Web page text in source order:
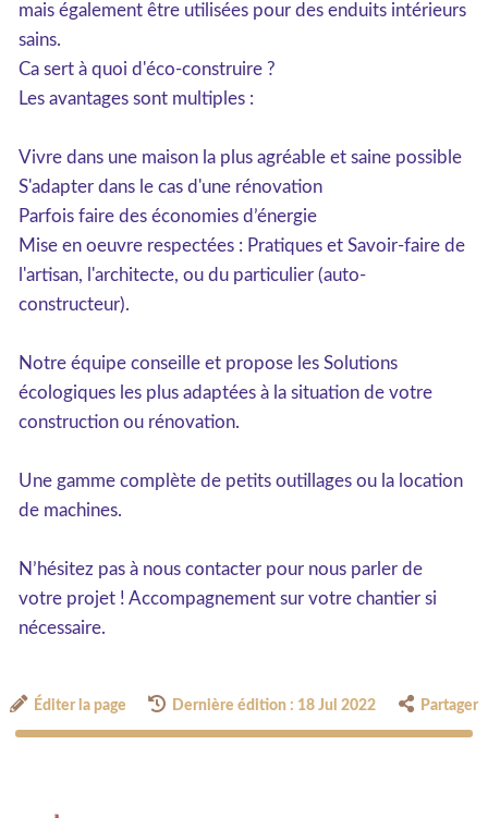
mais également être utilisées pour des enduits intérieurs
sains.
Ca sert à quoi d'éco-construire ?
Les avantages sont multiples :
Vivre dans une maison la plus agréable et saine possible
S'adapter dans le cas d'une rénovation
Parfois faire des économies d’énergie
Mise en oeuvre respectées : Pratiques et Savoir-faire de
l'artisan, l'architecte, ou du particulier (auto-
constructeur).
Notre équipe conseille et propose les Solutions
écologiques les plus adaptées à la situation de votre
construction ou rénovation.
Une gamme complète de petits outillages ou la location
de machines.
N’hésitez pas à nous contacter pour nous parler de
votre projet ! Accompagnement sur votre chantier si
nécessaire.
Éditer la page Dernière édition : 18 Jul 2022 Partager